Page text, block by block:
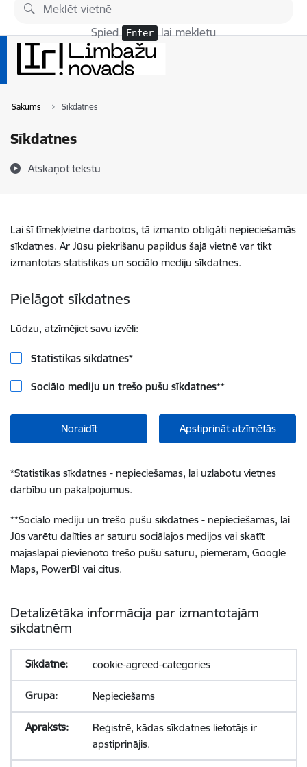
Pāriet uz lapas saturu
Spied Enter lai meklētu
Sākums Sīkdatnes
Sīkdatnes
Atskaņot tekstu
Lai šī tīmekļvietne darbotos, tā izmanto obligāti nepieciešamās
sīkdatnes. Ar Jūsu piekrišanu papildus šajā vietnē var tikt
izmantotas statistikas un sociālo mediju sīkdatnes.
Pielāgot sīkdatnes
Lūdzu, atzīmējiet savu izvēli:
Statistikas sīkdatnes*
Sociālo mediju un trešo pušu sīkdatnes**
Noraidīt Apstiprināt atzīmētās
*Statistikas sīkdatnes - nepieciešamas, lai uzlabotu vietnes
darbību un pakalpojumus.
**Sociālo mediju un trešo pušu sīkdatnes - nepieciešamas, lai
Jūs varētu dalīties ar saturu sociālajos medijos vai skatīt
mājaslapai pievienoto trešo pušu saturu, piemēram, Google
Maps, PowerBI vai citus.
Detalizētāka informācija par izmantotajām
sīkdatnēm
cookie-agreed-categories
Nepieciešams
Reģistrē, kādas sīkdatnes lietotājs ir
apstiprinājis.